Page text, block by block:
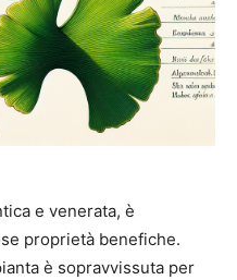
e venerata, è
proprietà benefiche.
è sopravvissuta per